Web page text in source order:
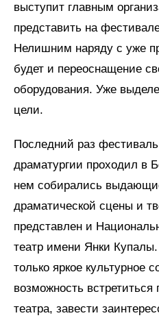
выступит главным
представить на
Нелишним наряду с уже
будет и переоснащение
оборудования. Уже
цели.
Последний раз
драматургии проходил в
нем собирались
драматической сцены и
представлен и
театр имени Янки
только яркое культурное
возможность встретиться
театра, завести